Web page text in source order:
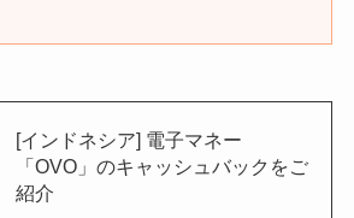
[インドネシア] 電子マネー
「OVO」のキャッシュバックをご
紹介